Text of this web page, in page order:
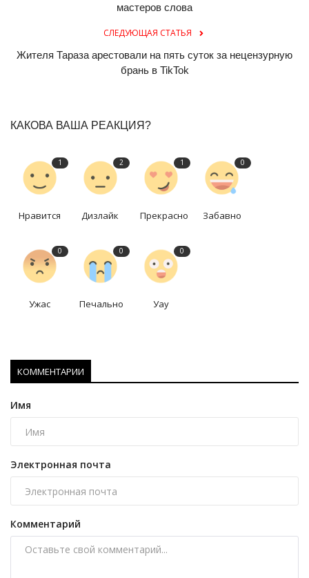
мастеров слова
СЛЕДУЮЩАЯ СТАТЬЯ
Жителя Тараза арестовали на пять суток за нецензурную
брань в TikTok
КАКОВА ВАША РЕАКЦИЯ?
1
Нравится
2
Дизлайк
1
Прекрасно
0
Забавно
0
Ужас
0
Печально
0
Уау
КОММЕНТАРИИ
Имя
Электронная почта
Комментарий